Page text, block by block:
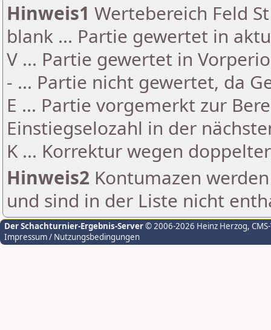
Hinweis1 Wertebereich Feld
blank ... Partie gewertet in
V ... Partie gewertet in
- ... Partie nicht gewertet, da
E ... Partie vorgemerkt zur
Einstiegselozahl in der
K ... Korrektur wegen
Hinweis2 Kontumazen
und sind in der Liste nicht
Der Schachturnier-Ergebnis-Server© 2006-2026 Heinz Herzog,
Impressum / Nutzungsbedingungen